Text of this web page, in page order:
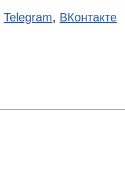
Telegram, ВКонтакте